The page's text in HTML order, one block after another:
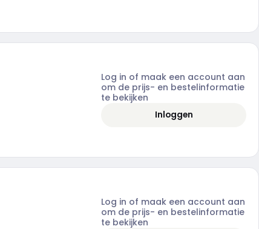
Log in of maak een account aan
om de prijs- en bestelinformatie
te bekijken
Inloggen
Log in of maak een account aan
om de prijs- en bestelinformatie
te bekijken